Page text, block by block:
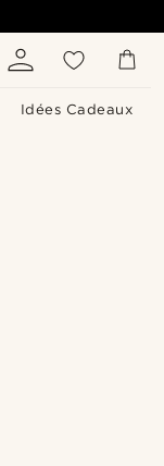
Idées Cadeaux